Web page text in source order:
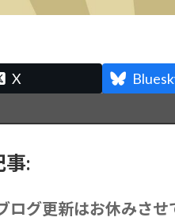
X
事:
ログ更新はお休みさせ